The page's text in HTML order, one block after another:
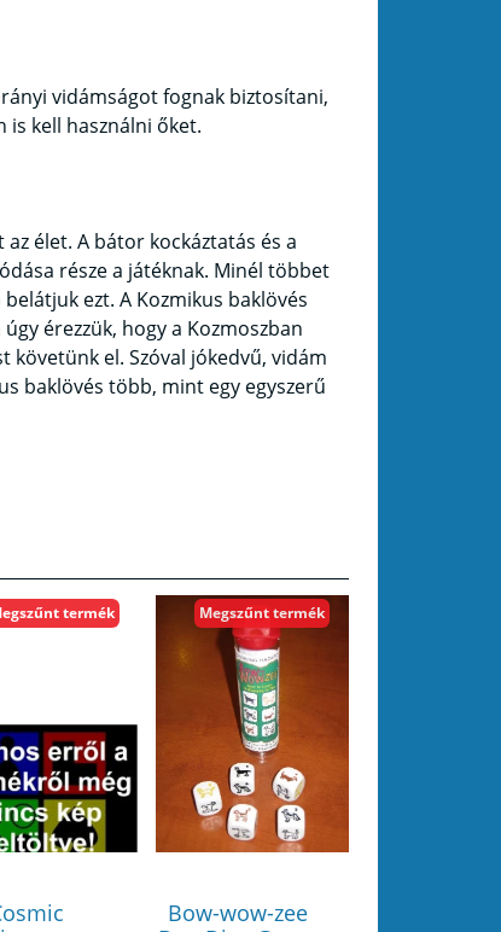
vidámságot fognak biztosítani,
kell használni őket.
élet. A bátor kockáztatás és a
része a játéknak. Minél többet
ezt. A Kozmikus baklövés
érezzük, hogy a Kozmoszban
követünk el. Szóval jókedvű, vidám
baklövés több, mint egy egyszerű
termék
Bow-wow-zee
Megszűnt termék